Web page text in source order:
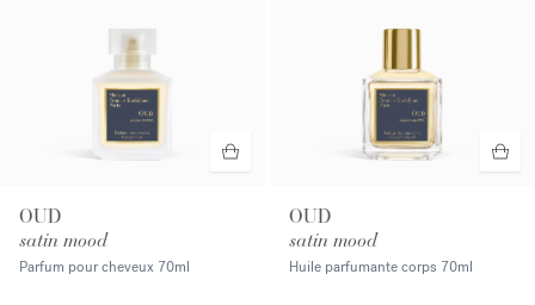
OUD
satin mood
Parfum pour cheveux 70ml
OUD
satin mood
Huile parfumante corps 70ml